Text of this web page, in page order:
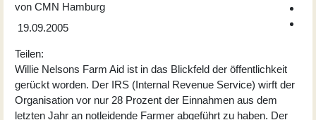
von CMN Hamburg
19.09.2005
Teilen:
Willie Nelsons Farm Aid ist in das Blickfeld der öffentlichkeit
gerückt worden. Der IRS (Internal Revenue Service) wirft der
Organisation vor nur 28 Prozent der Einnahmen aus dem
letzten Jahr an notleidende Farmer abgeführt zu haben. Der